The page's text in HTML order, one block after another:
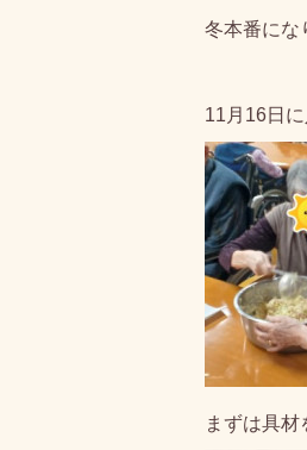
冬本番にな
11月16日
まずは具材